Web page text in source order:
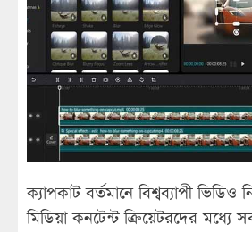
ক্যাপকাট বর্তমানে বিশ্বব্যাপী ভিডিও
মিডিয়া কনটেন্ট ক্রিয়েটরদের মধ্যে